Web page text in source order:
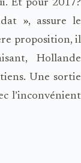
Et pour 2017?
», assure le
proposition, il
Hollande
Une sortie
l’inconvénient